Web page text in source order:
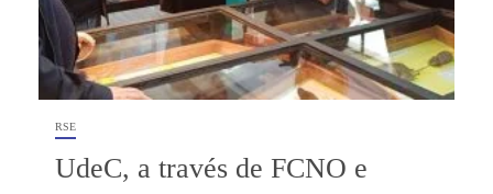
RSE
UdeC, a través de FCNO e